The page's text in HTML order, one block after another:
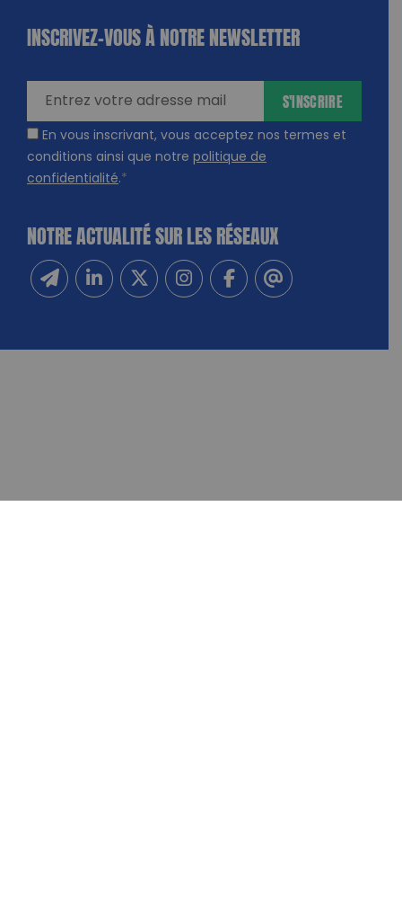
INSCRIVEZ-VOUS À NOTRE NEWSLETTER
En vous inscrivant, vous acceptez nos termes et
conditions ainsi que notre politique de
confidentialité.*
S'INSCRIRE
NOTRE ACTUALITÉ SUR LES RÉSEAUX